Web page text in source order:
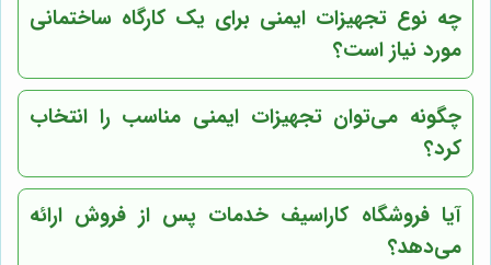
چه نوع تجهیزات ایمنی برای یک کارگاه ساختمانی
مورد نیاز است؟
چگونه می‌توان تجهیزات ایمنی مناسب را انتخاب
کرد؟
آیافروشگاه کاراسیف خدمات پس از فروش ارائه
می‌دهد؟